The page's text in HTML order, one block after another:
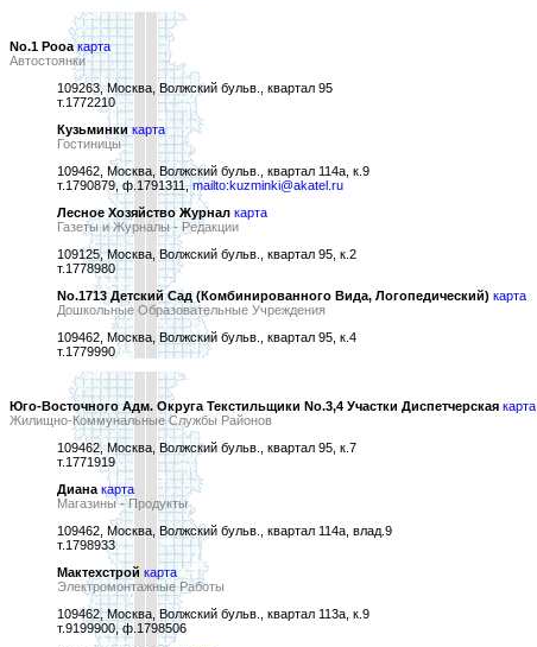
No.1 Рооа карта
Автостоянки
109263, Москва, Волжский бульв., квартал 95
т.1772210
Кузьминки карта
Гостиницы
109462, Москва, Волжский бульв., квартал 114а, к.9
т.1790879, ф.1791311,mailto:kuzminki@akatel.ru
Лесное Хозяйство Журнал карта
Газеты и Журналы - Редакции
109125, Москва, Волжский бульв., квартал 95, к.2
т.1778980
No.1713 Детский Сад (Комбинированного Вида, Логопедический) карта
Дошкольные Образовательные Учреждения
109462, Москва, Волжский бульв., квартал 95, к.4
т.1779990
Юго-Восточного Адм. Округа Текстильщики No.3,4 Участки Диспетчерская карта
Жилищно-Коммунальные Службы Районов
109462, Москва, Волжский бульв., квартал 95, к.7
т.1771919
Диана карта
Магазины - Продукты
109462, Москва, Волжский бульв., квартал 114а, влад.9
т.1798933
Мактехстрой карта
Электромонтажные Работы
109462, Москва, Волжский бульв., квартал 113а, к.9
т.9199900, ф.1798506